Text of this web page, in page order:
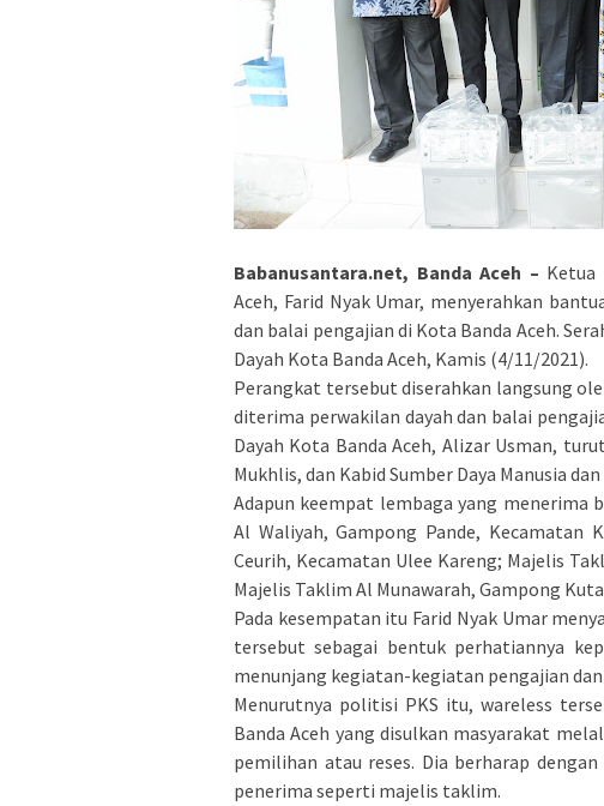
Babanusantara.net, Banda Aceh – Ketua
Aceh, Farid Nyak Umar, menyerahkan
dan balai pengajian di Kota Banda Aceh.
Dayah Kota Banda Aceh, Kamis (4/11/2021).
Perangkat tersebut diserahkan langsung
diterima perwakilan dayah dan balai
Dayah Kota Banda Aceh, Alizar Usman,
Mukhlis, dan Kabid Sumber Daya Manusia
Adapun keempat lembaga yang menerima
Al Waliyah, Gampong Pande, Kecamatan
Ceurih, Kecamatan Ulee Kareng; Majelis
Majelis Taklim Al Munawarah, Gampong
Pada kesempatan itu Farid Nyak Umar
tersebut sebagai bentuk perhatiannya
menunjang kegiatan-kegiatan pengajian
Menurutnya politisi PKS itu, wareless
Banda Aceh yang disulkan masyarakat
pemilihan atau reses. Dia berharap
penerima seperti majelis taklim.